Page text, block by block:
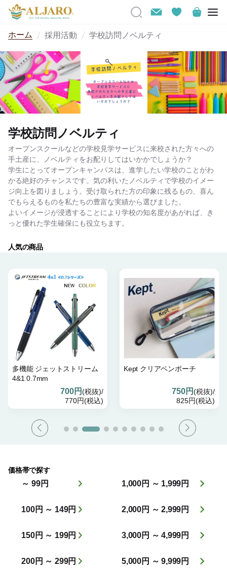
ホーム 採用活動 学校訪問ノベルティ
学校訪問ノベルティ
オープンスクールなどの学校見学サービスに来校された方々への
手土産に、ノベルティをお配りしてはいかかでしょうか？
学生にとってオープンキャンパスは、進学したい学校のことがわ
かる絶好のチャンスです。気の利いたノベルティで学校のイメー
ジ向上を図りましょう。受け取られた方の印象に残るもの、喜ん
でもらえるものを私たちの豊富な実績から選びました。
よいイメージが浸透することにより学校の知名度があがれば、き
っと優れた学生確保にも役立ちます。
人気の商品
多機能 ジェットストリーム
4&1 0.7mm
700円(税抜)/
770円(税込)
Kept クリアペンポーチ
750円(税抜)/
825円(税込)
価格帯で探す
～ 99円
100円 ～ 149円
150円 ～ 199円
200円 ～ 299円
1,000円 ～ 1,999円
2,000円 ～ 2,999円
3,000円 ～ 4,999円
5,000円 ～ 9,999円